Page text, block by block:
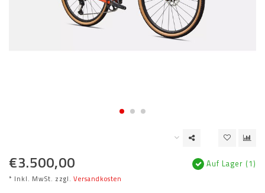
€3.500,00
* Inkl. MwSt. zzgl. Versandkosten
Auf Lager (1)